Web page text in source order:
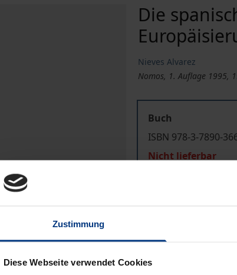
Zustimmung
Diese Webseite verwendet Cookies
Die
Nieves Alvarez
Nomos, 1. Auflage 1995,
Buch
ISBN 978-3-7890-
Nicht lieferbar
Hinweise zu